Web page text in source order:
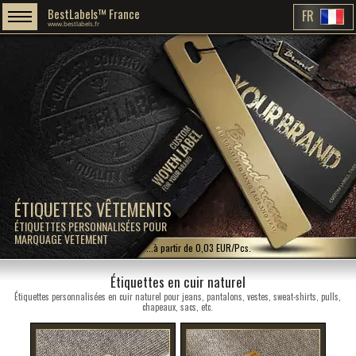
ÉTIQUETTES VÊTEMENTS
ÉTIQUETTES PERSONNALISÉES POUR
MARQUAGE VETEMENT
BestLabels™ France
www.bestlabels.fr FR
...à partir de 0,03 EUR/Pcs.
Étiquettes en cuir naturel
Étiquettes personnalisées en cuir naturel pour jeans, pantalons, vestes, sweat-shirts, pulls,
chapeaux, sacs, etc.